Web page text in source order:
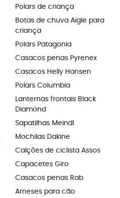
Polars de criança
Botas de chuva Aigle para
criança
Polars Patagonia
Casacos penas Pyrenex
Casacos Helly Hansen
Polars Columbia
Lanternas frontais Black
Diamond
Sapatilhas Meindl
Mochilas Dakine
Calções de ciclista Assos
Capacetes Giro
Casacos penas Rab
Arneses para cão